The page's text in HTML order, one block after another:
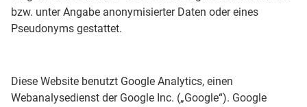
bzw. unter Angabe anonymisierter Daten oder eines
Pseudonyms gestattet.
Diese Website benutzt Google Analytics, einen
Webanalysedienst der Google Inc. („Google“). Google